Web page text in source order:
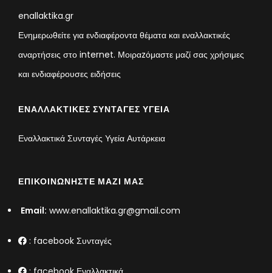
enallaktika.gr
Ενημερωθείτε για ενδιαφέροντα θέματα και εναλλακτικές
αναρτήσεις στο internet. Μοιραzόμαστε μαζί σας χρήσιμες
και ενδιαφέρουσες ειδήσεις
ΕΝΑΛΛΑΚΤΙΚΈΣ ΣΥΝΤΑΓΈΣ ΥΓΕΊΑ
Εναλλακτικά Συνταγές Υγεία Αυτάρκεια
ΕΠΙΚΟΙΝΩΝΉΣΤΕ ΜΑΖΊ ΜΑΣ
Email: www.enallaktika.gr@gmail.com
: facebook Συνταγές